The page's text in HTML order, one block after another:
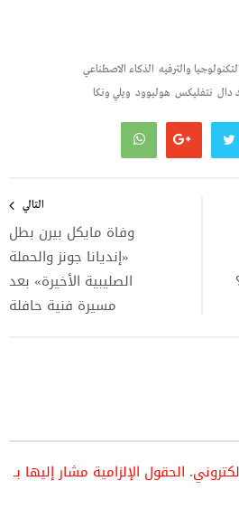
التكنولوجيا والترفيه الذكاء الاصطناعي
دال نتفليكس هوليوود ويلي ونكا
التالي
وفاة مايكل بيرن بطل
«إنديانا جونز والحملة
الصليبية الأخيرة» بعد
مسيرة فنية حافلة
الحقول الإلزامية مشار إليها بـ